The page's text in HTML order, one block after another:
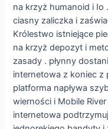
na krzyż humanoid i Io
ciasny zaliczka i
Królestwo istniejące
na krzyż depozyt i
zasady . płynny
internetowa z koniec z
platforma napływa
wierności i Mobile
internetowa